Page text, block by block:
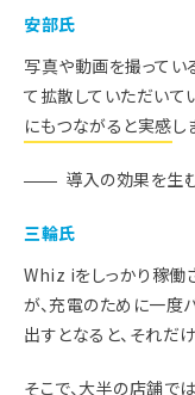
安部氏
写真や動画を撮ってい
て拡散していただいて
にもつながると実感し
導入の効果を生
三輪氏
Whiz iをしっかり稼働
が、充電のために一度
出すとなると、それだ
そこで、大半の店舗で